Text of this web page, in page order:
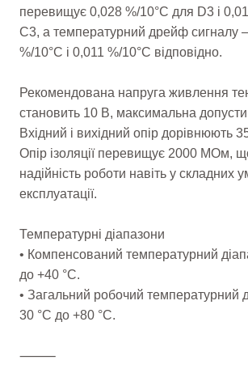
перевищує 0,028 %/10°C для D3 і
C3, а температурний дрейф сигналу
%/10°C і 0,011 %/10°C відповідно.
Рекомендована напруга живлення
становить 10 В, максимальна
Вхідний і вихідний опір дорівнюють
Опір ізоляції перевищує 2000 МОм,
надійність роботи навіть у складних
експлуатації.
Температурні діапазони
• Компенсований температурний
до +40 °C.
• Загальний робочий температурний
30 °C до +80 °C.
⸻